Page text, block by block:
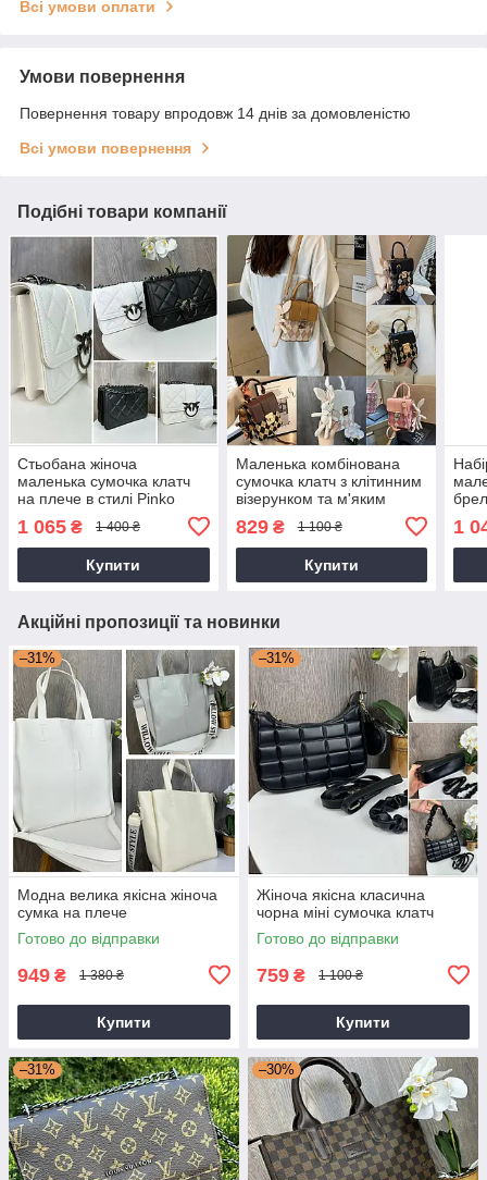
Всі умови оплати
Умови повернення
Повернення товару впродовж 14 днів за домовленістю
Всі умови повернення
Подібні товари компанії
Стьобана жіноча
маленька сумочка клатч
на плече в стилі Pinko
1 065 ₴ 1 400 ₴
Купити
Маленька комбінована
сумочка клатч з клітинним
візерунком та м'яким
829₴ 1 100 ₴
Купити
1
Акційні пропозиції та новинки
–31%
Модна велика якісна жіноча
сумка на плече
Готово до відправки
949 ₴ 1 380 ₴
Купити
–31%
Жіноча якісна класична
чорна міні сумочка клатч
Готово до відправки
759 ₴ 1 100 ₴
Купити
–31% –30%